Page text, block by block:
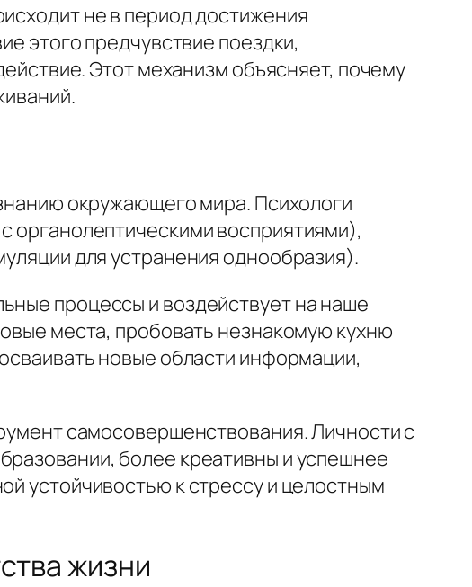
не в период достижения
этого предчувствие поездки,
Этот механизм объясняет, почему
окружающего мира. Психологи
органолептическими восприятиями),
для устранения однообразия).
процессы и воздействует на наше
места, пробовать незнакомую кухню
новые области информации,
самосовершенствования. Личности с
более креативны и успешнее
устойчивостью к стрессу и целостным
жизни